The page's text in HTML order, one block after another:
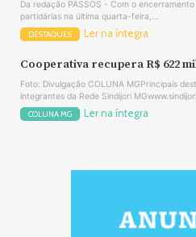
Da redação PASSOS - Com o
partidárias na última quarta-feira,...
DESTAQUES Ler na íntegra
Cooperativa recupera R$ 622
Foto: Divulgação COLUNA MGPrincipais
integrantes da Rede Sindijori
COLUNA MG Ler na íntegra